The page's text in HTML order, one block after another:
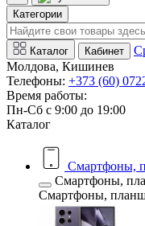
Категории
Каталог Кабинет
Молдова, Кишинев
Телефоны: +373 (60)
Время работы:
Пн-Сб с 9:00 до 19:00
Каталог
Смартфоны,
Смартфоны,
Смартфоны,